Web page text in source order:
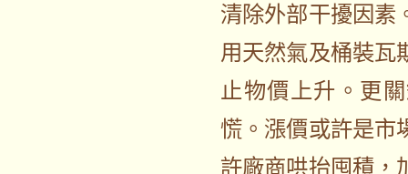
清除外部干擾因素
用天然氣及桶裝瓦
止物價上升。更
慌。漲價或許是市
許廠商哄抬囤積，